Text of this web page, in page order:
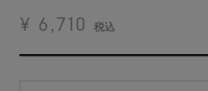
¥ 6,710 税込